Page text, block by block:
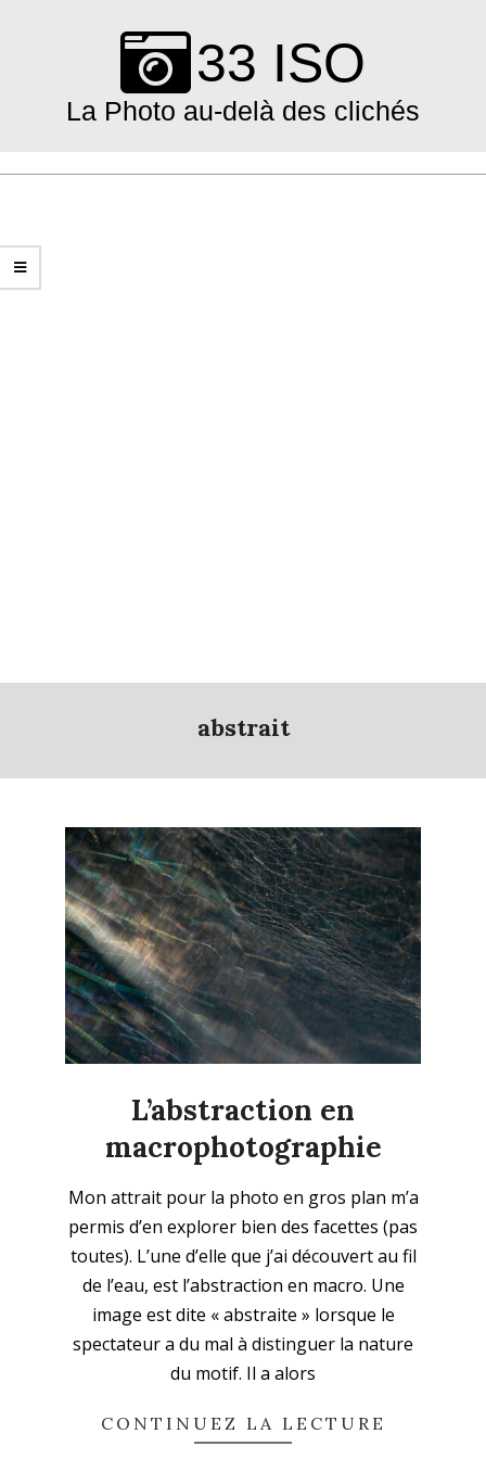
33 ISO
La Photo au-delà des clichés
Primary
abstrait
L’abstraction en
macrophotographie
04-
01
Mon attrait pour la photo en gros plan m’a
permis d’en explorer bien des facettes (pas
toutes). L’une d’elle que j’ai découvert au fil
de l’eau, est l’abstraction en macro. Une
image est dite « abstraite » lorsque le
spectateur a du mal à distinguer la nature
du motif. Il a alors
CONTINUEZ LA LECTURE